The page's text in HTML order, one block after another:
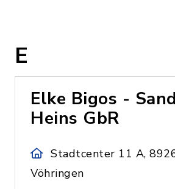
E
Elke Bigos -
Heins GbR
Stadtcenter 11 A,
Vöhringen